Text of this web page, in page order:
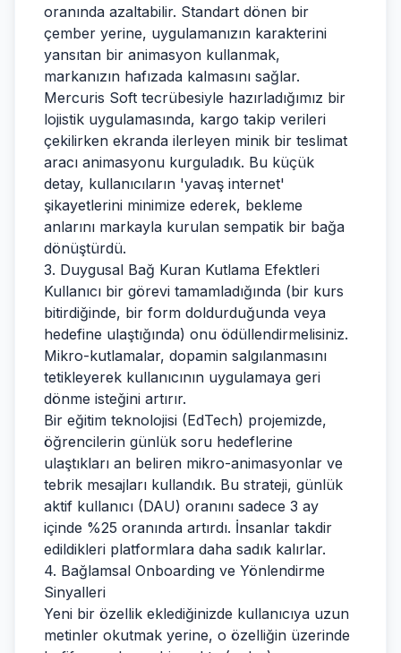
oranında azaltabilir. Standart dönen bir
çember yerine, uygulamanızın karakterini
yansıtan bir animasyon kullanmak,
markanızın hafızada kalmasını sağlar.
Mercuris Soft tecrübesiyle hazırladığımız bir
lojistik uygulamasında, kargo takip verileri
çekilirken ekranda ilerleyen minik bir teslimat
aracı animasyonu kurguladık. Bu küçük
detay, kullanıcıların 'yavaş internet'
şikayetlerini minimize ederek, bekleme
anlarını markayla kurulan sempatik bir bağa
dönüştürdü.
3. Duygusal Bağ Kuran Kutlama Efektleri
Kullanıcı bir görevi tamamladığında (bir kurs
bitirdiğinde, bir form doldurduğunda veya
hedefine ulaştığında) onu ödüllendirmelisiniz.
Mikro-kutlamalar, dopamin salgılanmasını
tetikleyerek kullanıcının uygulamaya geri
dönme isteğini artırır.
Bir eğitim teknolojisi (EdTech) projemizde,
öğrencilerin günlük soru hedeflerine
ulaştıkları an beliren mikro-animasyonlar ve
tebrik mesajları kullandık. Bu strateji, günlük
aktif kullanıcı (DAU) oranını sadece 3 ay
içinde %25 oranında artırdı. İnsanlar takdir
edildikleri platformlara daha sadık kalırlar.
4. Bağlamsal Onboarding ve Yönlendirme
Sinyalleri
Yeni bir özellik eklediğinizde kullanıcıya uzun
metinler okutmak yerine, o özelliğin üzerinde